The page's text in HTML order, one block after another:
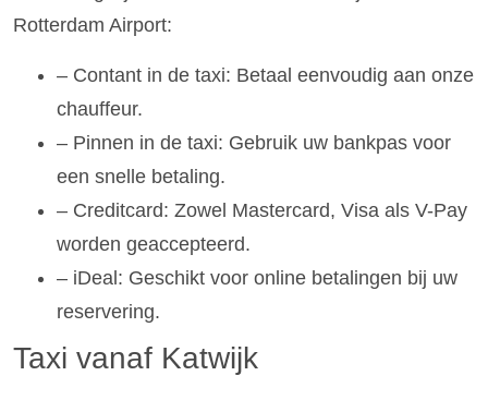
Rotterdam Airport:
– Contant in de taxi: Betaal eenvoudig aan onze
chauffeur.
– Pinnen in de taxi: Gebruik uw bankpas voor
een snelle betaling.
– Creditcard: Zowel Mastercard, Visa als V-Pay
worden geaccepteerd.
– iDeal: Geschikt voor online betalingen bij uw
reservering.
Taxi vanaf Katwijk